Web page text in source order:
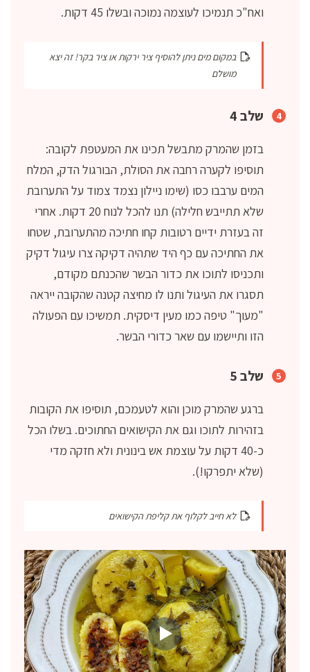
ואח"כ תנמיכו לעוצמה נמוכה ובשלו 45 דקות.
במקום מים ניתן להוסיף ציר ירקות או ציר בקר! זה יצא
מושלם
שלב 4
בזמן שהמרק מתבשל תכינו את המעטפת לקובה:
תוסיפו לקערה רחבה את הסולת, הבורגול הדק, המלח
המים ערבבו כסו (שימו ניילון נצמד צמוד על התערובת
שלא תתייבש חלילה) תנו להכל לנוח 20 דקות. אחרי
זה בעזרת ידיים רטובות קחו חתיכה מהתערובת, שטחו
את החתיכה עם כף היד שתהיה דקיקה צרו עיגול דקיק
ותכניסו לתוכו את כדור הבשר שהכנתם מקודם,
תסגרו את העיגול ותנו לו מחיצה קטנה שהקובה ייראה
"מעוך" טיפה כמו מעין דיסקית. תמשיכו עם הפעולה
הזו ותיישמו עם שאר כדורי הבשר.
שלב 5
ברגע שהמרק מוכן והוא לטעמכם, תוסיפו את הקובות
בזהירות לתוכו וגם את הקישואים החתוכים. בשלו הכל
כ-40 דקות על עוצמת אש בינונית ולא חזקה מדי
(שלא יתפרקו!).
לא חייב לקלוף את קליפת הקישואים